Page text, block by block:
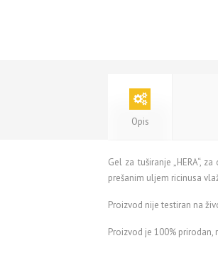
Opis
Gel za tuširanje „HERA“,
prešanim uljem ricinusa
Proizvod nije testiran na
Proizvod je 100% prirodan,